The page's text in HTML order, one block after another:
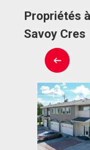
Propriétés
Savoy Cres